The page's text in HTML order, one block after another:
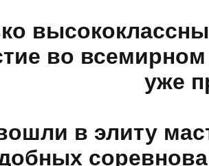
во
уже
в элиту